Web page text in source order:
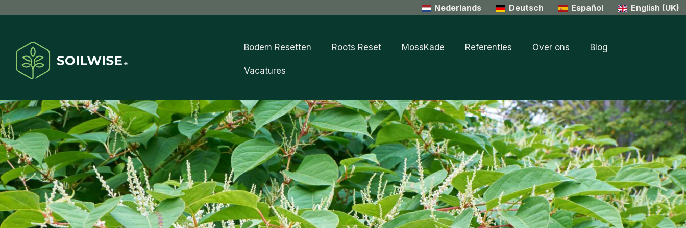
Nederlands Deutsch Español English (UK)
Bodem Resetten Roots Reset MossKade Referenties Over ons Blog
Vacatures